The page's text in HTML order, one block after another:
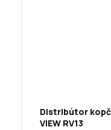
Distribútor
VIEW RV13